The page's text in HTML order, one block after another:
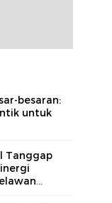
besaran:
untuk
Tanggap